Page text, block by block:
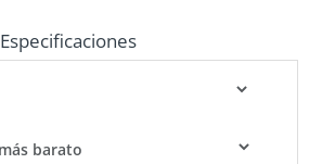
$11,789.15
Especificaciones